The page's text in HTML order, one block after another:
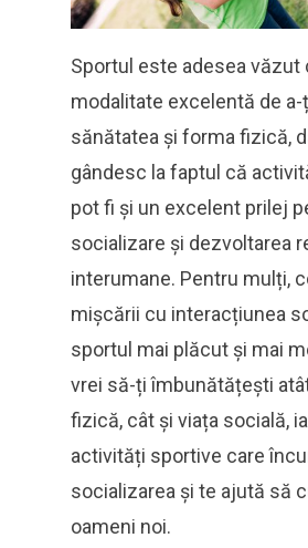
Sportul este adesea văzut
modalitate excelentă de
sănătatea și forma fizică,
gândesc la faptul că
pot fi și un excelent prilej
socializare și dezvoltarea
interumane. Pentru mulți,
mișcării cu interacțiunea
sportul mai plăcut și mai
vrei să-ți îmbunătățești
fizică, cât și viața socială,
activități sportive care
socializarea și te ajută să
oameni noi.